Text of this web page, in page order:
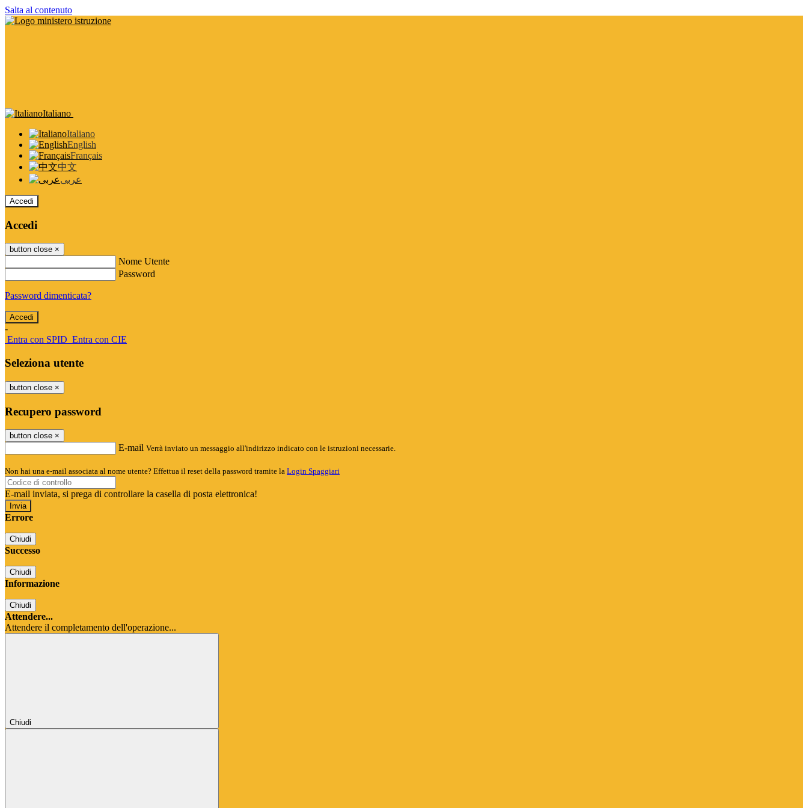
Salta al contenuto
Italiano
Italiano
English
Français
中文
عربى
Accedi
Accedi
button close ×
Nome Utente
Password
Password dimenticata?
-
Entra con SPID Entra con CIE
Seleziona utente
button close ×
Recupero password
button close ×
E-mail Verrà inviato un messaggio all'indirizzo indicato con le istruzioni necessarie.
Non hai una e-mail associata al nome utente? Effettua il reset della password tramite la Login Spaggiari
E-mail inviata, si prega di controllare la casella di posta elettronica!
Errore
Chiudi
Successo
Chiudi
Informazione
Chiudi
Attendere...
Attendere il completamento dell'operazione...
Chiudi